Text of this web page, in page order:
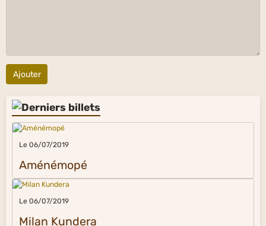
Ajouter
Le 06/07/2019
Aménémopé
Le 06/07/2019
Milan Kundera